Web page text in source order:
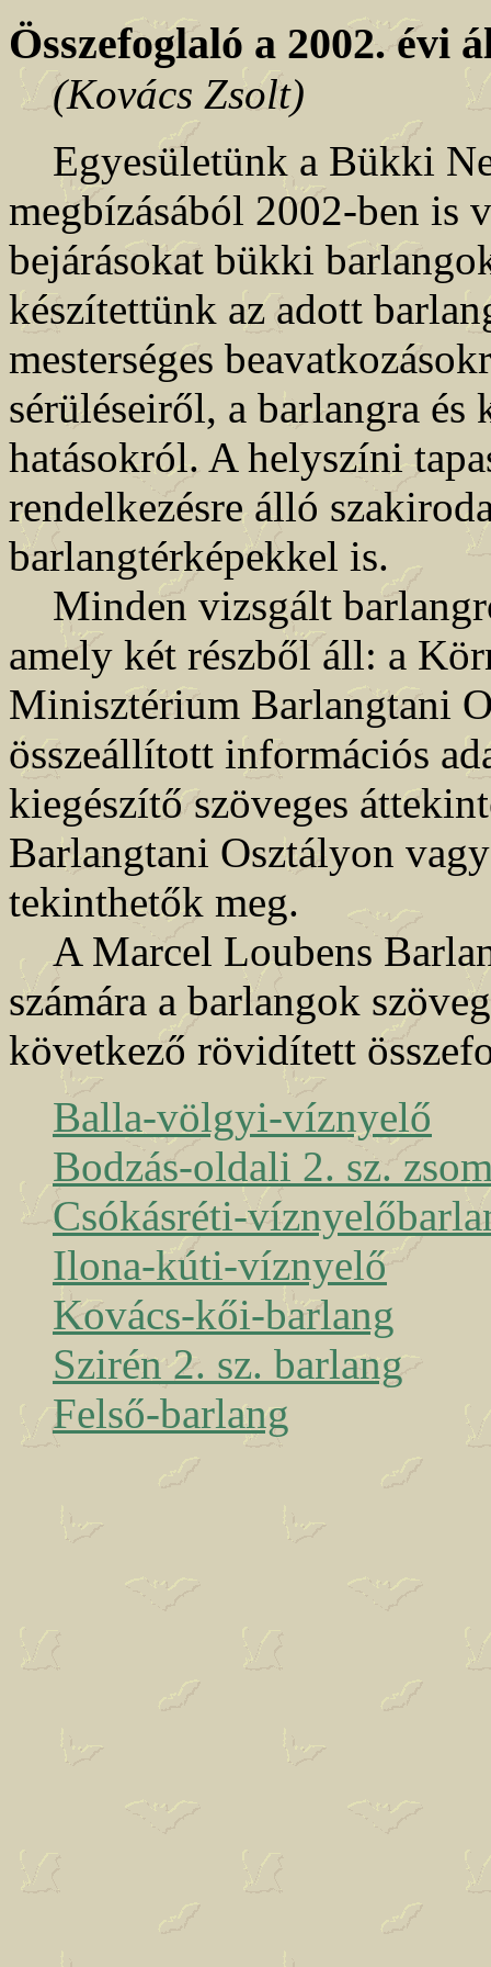
Összefoglaló a 2002. évi
(Kovács Zsolt)
Egyesületünk a Bükki
megbízásából 2002-ben is
bejárásokat bükki
készítettünk az adott
mesterséges
sérüléseiről, a barlangra
hatásokról. A helyszíni
rendelkezésre álló
barlangtérképekkel is.
Minden vizsgált
amely két részből áll: a
Minisztérium Barlangtani
összeállított információs
kiegészítő szöveges
Barlangtani Osztályon
tekinthetők meg.
A Marcel Loubens
számára a barlangok
következő rövidített
Balla-völgyi-víznyelő
Bodzás-oldali 2. sz.
Csókásréti-
Ilona-kúti-víznyelő
Kovács-kői-barlang
Szirén 2. sz. barlang
Felső-barlang